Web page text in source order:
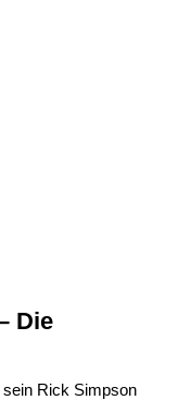
Die
Rick Simpson